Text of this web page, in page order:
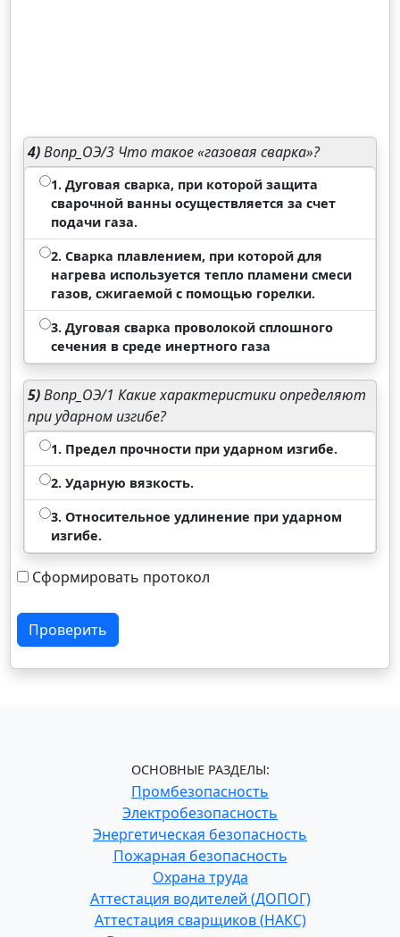
4)Вопр_ОЭ/3 Что такое «газовая сварка»?
1. Дуговая сварка, при которой защита
сварочной ванны осуществляется за счет
подачи газа.
2. Сварка плавлением, при которой для
нагрева используется тепло пламени смеси
газов, сжигаемой с помощью горелки.
3. Дуговая сварка проволокой сплошного
сечения в среде инертного газа
5)Вопр_ОЭ/1 Какие характеристики определяют
при ударном изгибе?
1. Предел прочности при ударном изгибе.
2. Ударную вязкость.
3. Относительное удлинение при ударном
изгибе.
Сформировать протокол
Проверить
ОСНОВНЫЕ РАЗДЕЛЫ:
Промбезопасность
Электробезопасность
Энергетическая безопасность
Пожарная безопасность
Охрана труда
Аттестация водителей (ДОПОГ)
Аттестация сварщиков (НАКС)